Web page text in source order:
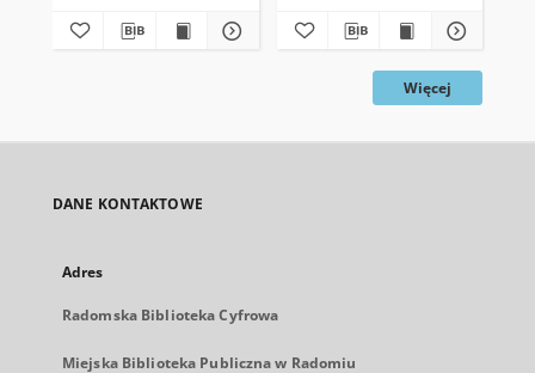
Więcej
DANE KONTAKTOWE
Adres
Radomska Biblioteka Cyfrowa
Miejska Biblioteka Publiczna w Radomiu